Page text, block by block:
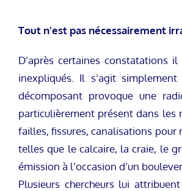
Tout n’est pas nécessairement
D’après certaines constatations
inexpliqués. Il s’agit
décomposant provoque une
particulièrement présent dans les
failles, fissures, canalisations pour
telles que le calcaire, la craie, le
émission à l’occasion d’un
Plusieurs chercheurs lui